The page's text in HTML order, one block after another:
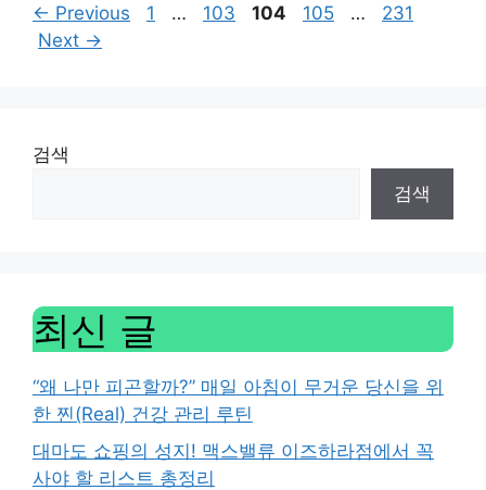
← Previous Page
1 … Page
103 Page
104 Page
105 … Page
231
Next →
검색
검색
최신 글
“왜 나만 피곤할까?” 매일 아침이 무거운 당신을 위
한 찐(Real) 건강 관리 루틴
대마도 쇼핑의 성지! 맥스밸류 이즈하라점에서 꼭
사야 할 리스트 총정리